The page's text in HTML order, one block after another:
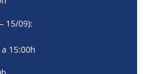
15/09):
15:00h